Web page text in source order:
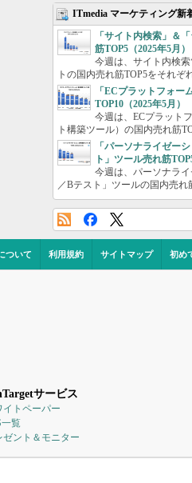
ITmedia マーケティング新
「サイト内検索」＆
筋TOP5（2025年5月）
今週は、サイト内検
トの国内売れ筋TOP5をそれぞ
「ECプラットフォー
TOP10（2025年5月）
今週は、ECプラット
ト構築ツール）の国内売れ筋
「パーソナライゼー
ト」ツール売れ筋
今週は、パーソナラ
／Bテスト」ツールの国内売れ
ついて 利用規約 サイトマップ 初め
サービス
イトペーパー
一覧
ゼント＆モニター